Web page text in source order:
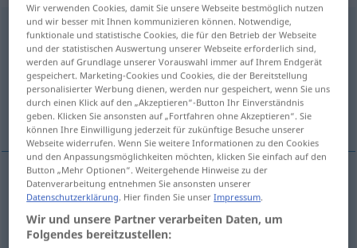
verschaukeln v/t <ohne-ge-;h.> UMG
Übersicht aller Übersetzungen
(Für mehr Details die Übersetzung anklicken/antippen)
birisini aldatmak
Beispiele
jemanden verschaukeln
biri(si)nialdatmak
Wir verwenden Cookies, damit Sie unsere Webseite bestmöglich nutzen
und wir besser mit Ihnen kommunizieren können. Notwendige,
funktionale und statistische Cookies, die für den Betrieb der Webseite
und der statistischen Auswertung unserer Webseite erforderlich sind,
werden auf Grundlage unserer Vorauswahl immer auf Ihrem Endgerät
gespeichert. Marketing-Cookies und Cookies, die der Bereitstellung
personalisierter Werbung dienen, werden nur gespeichert, wenn Sie uns
durch einen Klick auf den „Akzeptieren“-Button Ihr Einverständnis
geben. Klicken Sie ansonsten auf „Fortfahren ohne Akzeptieren“. Sie
können Ihre Einwilligung jederzeit für zukünftige Besuche unserer
Webseite widerrufen. Wenn Sie weitere Informationen zu den Cookies
und den Anpassungsmöglichkeiten möchten, klicken Sie einfach auf den
Button „Mehr Optionen“. Weitergehende Hinweise zu der
Datenverarbeitung entnehmen Sie ansonsten unserer
Datenschutzerklärung. Hier finden Sie unserImpressum.
Wir und unsere Partner verarbeiten Daten, um
Folgendes bereitzustellen: